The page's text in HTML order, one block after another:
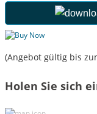
(Angebot gültig bis
Holen Sie sich